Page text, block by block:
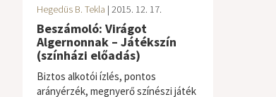
Hegedüs B. Tekla | 2015. 12. 17.
Beszámoló: Virágot
Algernonnak – Játékszín
(színházi előadás)
Biztos alkotói ízlés, pontos
arányérzék, megnyerő színészi játék